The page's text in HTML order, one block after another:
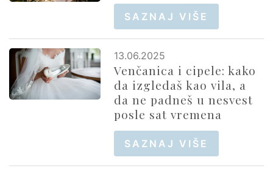
SAZNAJ VIŠE
13.06.2025
Venčanica i cipele: kako
da izgledaš kao vila, a
da ne padneš u nesvest
posle sat vremena
SAZNAJ VIŠE